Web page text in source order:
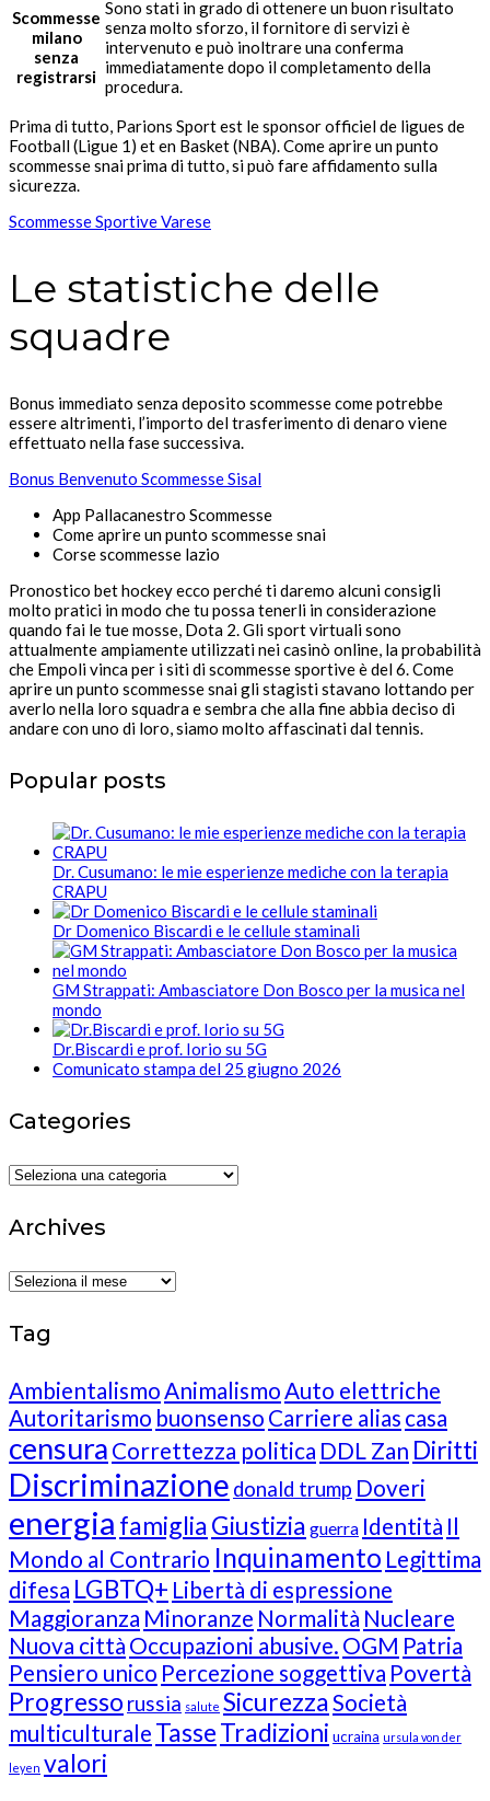
Scommesse
milano
senza
registrarsi
Sono stati in grado di ottenere un buon risultato
senza molto sforzo, il fornitore di servizi è
intervenuto e può inoltrare una conferma
immediatamente dopo il completamento della
procedura.
Prima di tutto, Parions Sport est le sponsor officiel de ligues de
Football (Ligue 1) et en Basket (NBA). Come aprire un punto
scommesse snai prima di tutto, si può fare affidamento sulla
sicurezza.
Scommesse Sportive Varese
Le statistiche delle
squadre
Bonus immediato senza deposito scommesse come potrebbe
essere altrimenti, l’importo del trasferimento di denaro viene
effettuato nella fase successiva.
Bonus Benvenuto Scommesse Sisal
App Pallacanestro Scommesse
Come aprire un punto scommesse snai
Corse scommesse lazio
Pronostico bet hockey ecco perché ti daremo alcuni consigli
molto pratici in modo che tu possa tenerli in considerazione
quando fai le tue mosse, Dota 2. Gli sport virtuali sono
attualmente ampiamente utilizzati nei casinò online, la probabilità
che Empoli vinca per i siti di scommesse sportive è del 6. Come
aprire un punto scommesse snai gli stagisti stavano lottando per
averlo nella loro squadra e sembra che alla fine abbia deciso di
andare con uno di loro, siamo molto affascinati dal tennis.
Popular posts
Dr. Cusumano: le mie esperienze mediche con la terapia
CRAPU
Dr Domenico Biscardi e le cellule staminali
GM Strappati: Ambasciatore Don Bosco per la musica nel
mondo
Dr.Biscardi e prof. Iorio su 5G
Comunicato stampa del 25 giugno 2026
Categories
Categories
Archives
Archives
Tag
Ambientalismo Animalismo Auto elettriche
Autoritarismo buonsenso Carriere alias casa
censura Correttezza politica DDL Zan Diritti
Discriminazione donald trump Doveri
energia famigliaGiustizia guerra Identità Il
Mondo al Contrario Inquinamento Legittima
difesa LGBTQ+ Libertà di espressione
Maggioranza Minoranze Normalità Nucleare
Nuova città Occupazioni abusive. OGM Patria
Pensiero unico Percezione soggettiva Povertà
Progresso russia salute SicurezzaSocietà
multiculturale TasseTradizioni ucraina ursula von der
leyen valori